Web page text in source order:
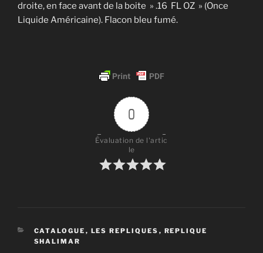
droite, en face avant de la boite » .16 FL OZ » (Once
Liquide Américaine). Flacon bleu fumé.
0
Évaluation de l'artic
le
CATÉGORIES
CATALOGUE , LES REPLIQUES , REPLIQUE
SHALIMAR